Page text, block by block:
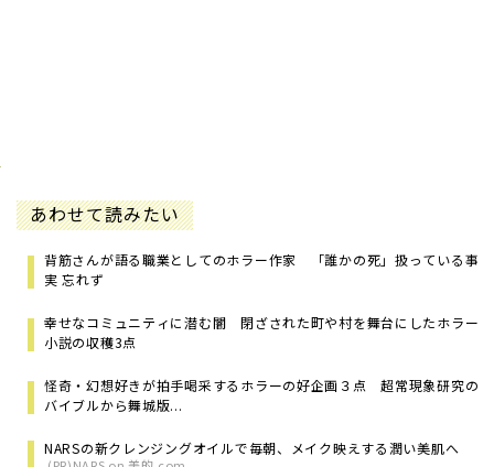
あわせて読みたい
背筋さんが語る職業としてのホラー作家 「誰かの死」扱っている事
実 忘れず
幸せなコミュニティに潜む闇 閉ざされた町や村を舞台にしたホラー
小説の収穫3点
怪奇・幻想好きが拍手喝采するホラーの好企画３点 超常現象研究の
バイブルから舞城版...
NARSの新クレンジングオイルで毎朝、メイク映えする潤い美肌へ